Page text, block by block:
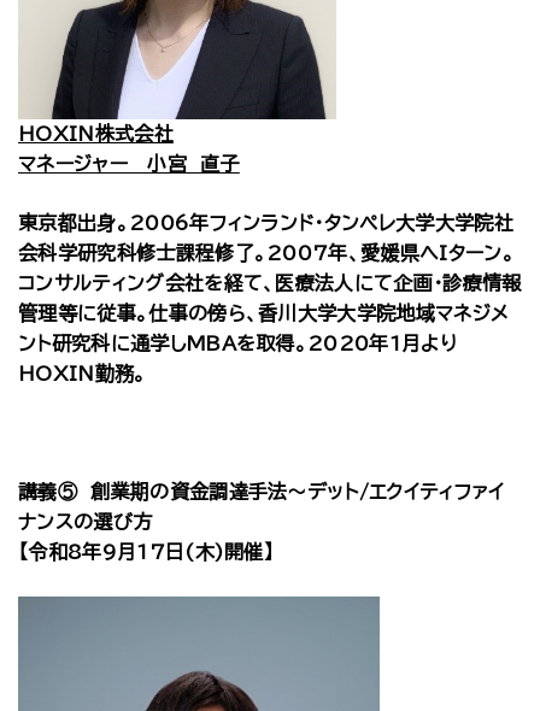
HOXIN株式会社
マネージャー 小宮 直子
東京都出身。2006年フィンランド・タンペレ大学大学院社
会科学研究科修士課程修了。2007年、愛媛県へIターン。
コンサルティング会社を経て、医療法人にて企画・診療情報
管理等に従事。仕事の傍ら、香川大学大学院地域マネジメ
ント研究科に通学しMBAを取得。2020年1月より
HOXIN勤務。
講義⑤ 創業期の資金調達手法～デット/エクイティファイ
ナンスの選び方
【令和8年9月17日(木)開催】